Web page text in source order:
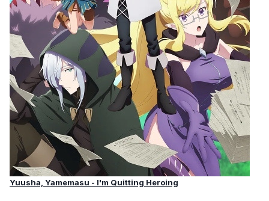
Yuusha, Yamemasu - I'm Quitting Heroing